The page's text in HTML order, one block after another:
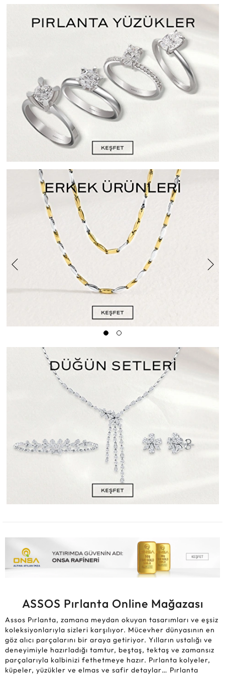
ASSOS Pırlanta Online Mağazası
Assos Pırlanta, zamana meydan okuyan tasarımları ve eşsiz
koleksiyonlarıyla sizleri karşılıyor. Mücevher dünyasının en
göz alıcı parçalarını bir araya getiriyor. Yılların ustalığı ve
deneyimiyle hazırladığı tamtur, beştaş, tektaş ve zamansız
parçalarıyla kalbinizi fethetmeye hazır. Pırlanta kolyeler,
küpeler, yüzükler ve elmas ve safir detaylar… Pırlanta